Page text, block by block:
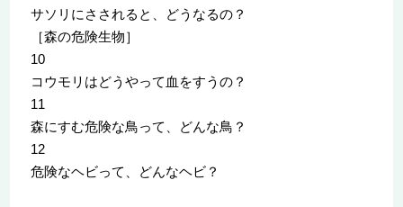
サソリにさされると、どうなるの？
［森の危険生物］
10
コウモリはどうやって血をすうの？
11
森にすむ危険な鳥って、どんな鳥？
12
危険なヘビって、どんなヘビ？